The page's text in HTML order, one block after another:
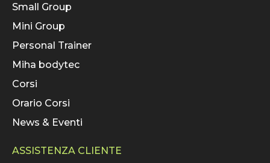
Small Group
Mini Group
Personal Trainer
Miha bodytec
Corsi
Orario Corsi
News & Eventi
ASSISTENZA CLIENTE